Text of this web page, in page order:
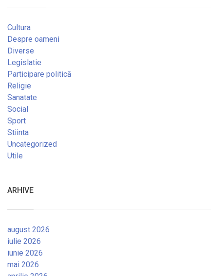
Cultura
Despre oameni
Diverse
Legislatie
Participare politică
Religie
Sanatate
Social
Sport
Stiinta
Uncategorized
Utile
ARHIVE
august 2026
iulie 2026
iunie 2026
mai 2026